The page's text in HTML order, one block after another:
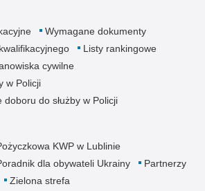
Wymagane dokumenty
Listy rankingowe
cywilne
w Policji
do służby w Policji
KWP w Lublinie
dla obywateli Ukrainy
Partnerzy
Zielona strefa